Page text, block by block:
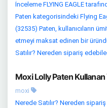
İnceleme FLYING EAGLE
Paten kategorisindeki Flying
(32535) Paten, kullanıcıların
etmeyi maksat edinen bir
Satılır? Nereden sipariş
Moxi Lolly Paten Kullanan
moxi
Nerede Satılır? Nereden sipariş